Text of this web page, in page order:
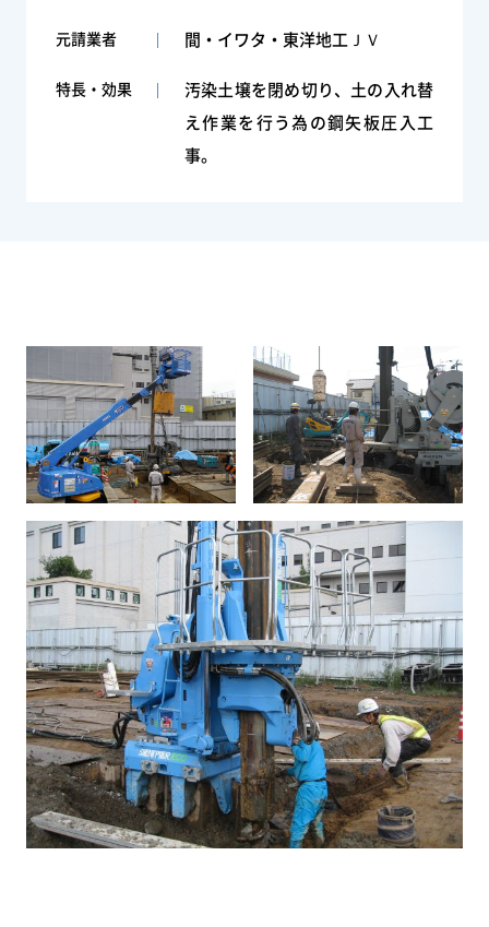
元請業者 間・イワタ・東洋地工ＪＶ
特長・効果
汚染土壌を閉め切り、土の入れ替
え作業を行う為の鋼矢板圧入工
事。